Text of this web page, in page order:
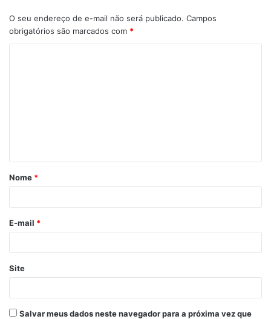
O seu endereço de e-mail não será publicado. Campos
obrigatórios são marcados com *
á
r
*
Nome *
E-mail *
Site
Salvar meus dados neste navegador para a próxima vez que